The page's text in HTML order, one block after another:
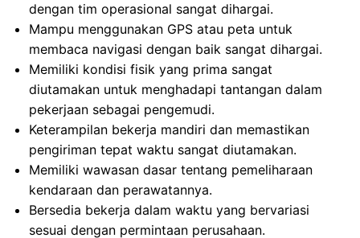
dengan tim operasional sangat dihargai.
Mampu menggunakan GPS atau peta untuk
membaca navigasi dengan baik sangat dihargai.
Memiliki kondisi fisik yang prima sangat
diutamakan untuk menghadapi tantangan dalam
pekerjaan sebagai pengemudi.
Keterampilan bekerja mandiri dan memastikan
pengiriman tepat waktu sangat diutamakan.
Memiliki wawasan dasar tentang pemeliharaan
kendaraan dan perawatannya.
Bersedia bekerja dalam waktu yang bervariasi
sesuai dengan permintaan perusahaan.